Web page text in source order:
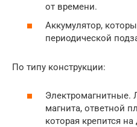
от времени.
Аккумулятор,
периодической
По типу конструкции:
Электромагнитные.
магнита, ответной
которая крепится